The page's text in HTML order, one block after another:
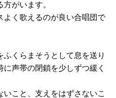
がいます。
よく歌えるのが良い合唱団で
くらまそうとして息を送り
声帯の閉鎖を少しずつ緩く
こと、支えをはずさないこ